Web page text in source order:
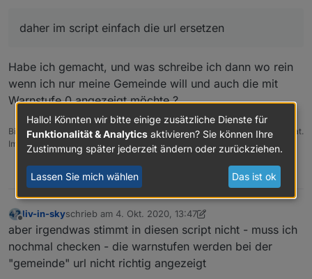
daher im script einfach die url ersetzen
Habe ich gemacht, und was schreibe ich dann wo rein
wenn ich nur meine Gemeinde will und auch die mit
Warnstufe 0 angezeigt möchte ?
Bitte benutzt das Voting rechts unten im Beitrag wenn er euch geholfen hat.
Immer Daten sichern!
0
Offline
liv-in-skyschrieb am 4. Okt. 2020, 13:47
zuletzt editiert von liv-in-sky10. Apr. 2020, 15:47
aber irgendwas stimmt in diesen script nicht - muss ich
nochmal checken - die warnstufen werden bei der
"gemeinde" url nicht richtig angezeigt
Hallo! Könnten wir bitte einige zusätzliche Dienste für
Funktionalität & Analytics aktivieren? Sie können Ihre
Zustimmung später jederzeit ändern oder zurückziehen.
Lassen Sie mich wählen Das ist ok